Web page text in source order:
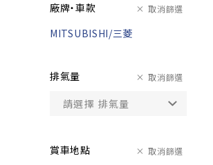
廠牌・車款 取消篩選
MITSUBISHI/三菱
排氣量 取消篩選
賞車地點
取消篩選